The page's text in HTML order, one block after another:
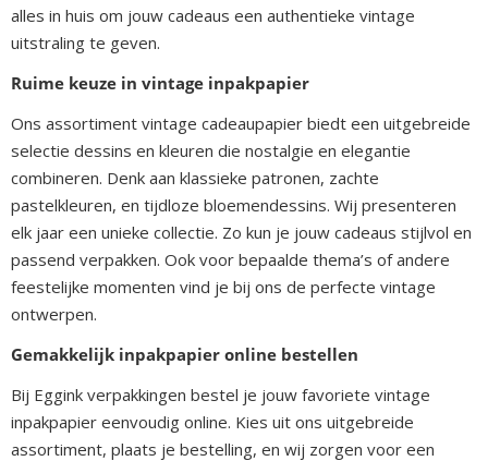
alles in huis om jouw cadeaus een authentieke vintage
uitstraling te geven.
Ruime keuze in vintage inpakpapier
Ons assortiment vintage cadeaupapier biedt een uitgebreide
selectie dessins en kleuren die nostalgie en elegantie
combineren. Denk aan klassieke patronen, zachte
pastelkleuren, en tijdloze bloemendessins. Wij presenteren
elk jaar een unieke collectie. Zo kun je jouw cadeaus stijlvol en
passend verpakken. Ook voor bepaalde thema’s of andere
feestelijke momenten vind je bij ons de perfecte vintage
ontwerpen.
Gemakkelijk inpakpapier online bestellen
Bij Eggink verpakkingen bestel je jouw favoriete vintage
inpakpapier eenvoudig online. Kies uit ons uitgebreide
assortiment, plaats je bestelling, en wij zorgen voor een